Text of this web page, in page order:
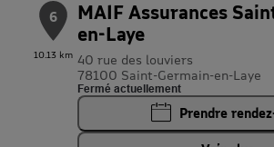
6
10.13 km
MAIF Assurances
en-Laye
40 rue des louviers
78100 Saint-Germain-en-Laye
Fermé actuellement
Prendre